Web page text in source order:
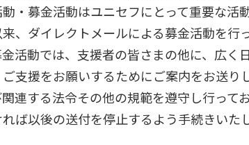
・募金活動はユニセフにとって重要な活
、ダイレクトメールによる募金活動を行っ
活動では、支援者の皆さまの他に、広
支援をお願いするためにご案内をお送り
連する法令その他の規範を遵守し行って
ば以後の送付を停止するよう手続きいたし